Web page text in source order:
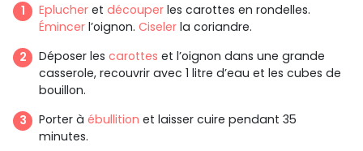
Eplucher et découper les carottes en rondelles.
Émincer l’oignon. Ciseler la coriandre.
Déposer les carottes et l’oignon dans une grande
casserole, recouvrir avec 1 litre d’eau et les cubes de
bouillon.
Porter à ébullition et laisser cuire pendant 35
minutes.